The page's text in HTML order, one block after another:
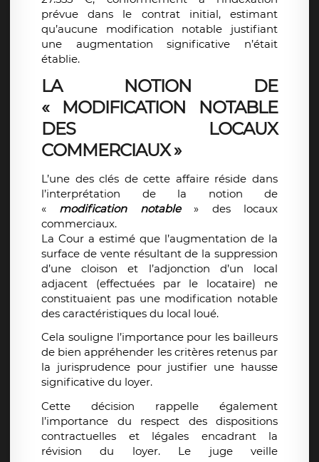
prévue dans le contrat initial, estimant
qu’aucune modification notable justifiant
une augmentation significative n’était
établie.
LA NOTION DE
« MODIFICATION NOTABLE
DES LOCAUX
COMMERCIAUX »
L’une des clés de cette affaire réside dans
l’interprétation de la notion de
« modification notable» des locaux
commerciaux.
La Cour a estimé que l’augmentation de la
surface de vente résultant de la suppression
d’une cloison et l’adjonction d’un local
adjacent (effectuées par le locataire) ne
constituaient pas une modification notable
des caractéristiques du local loué.
Cela souligne l’importance pour les bailleurs
de bien appréhender les critères retenus par
la jurisprudence pour justifier une hausse
significative du loyer.
Cette décision rappelle également
l’importance du respect des dispositions
contractuelles et légales encadrant la
révision du loyer. Le juge veille